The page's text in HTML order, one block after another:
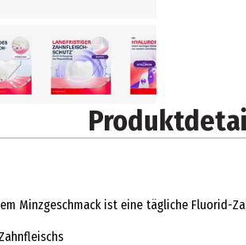
Minzgeschmack ist eine tägliche Fluorid-